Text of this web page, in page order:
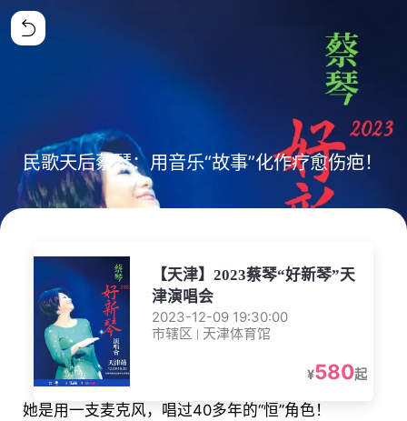
民歌天后蔡琴：用音乐“故事”化作疗愈伤疤！
【天津】2023蔡琴“好新琴”天
津演唱会
2023-12-09 19:30:00
市辖区 | 天津体育馆
¥580起
她是用一支麦克风，唱过40多年的“恒”角色！